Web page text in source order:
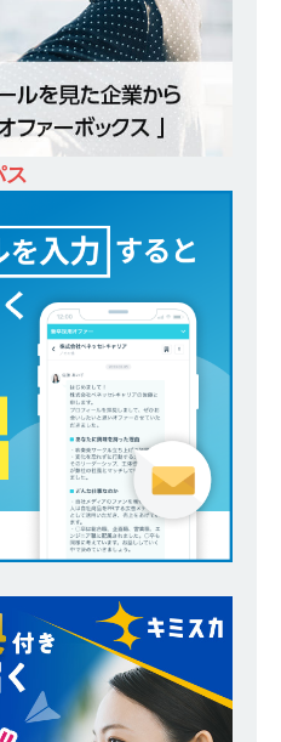
データX
体育会積極採用企業
13日 ] 【 28卒 ｜ 仕事の全容を知れ
ンパニー 】 大林グループ ｜ 全国規
の建設に携わるサブコン ｜ 環境保
会の実現にも貢献 ｜ 初任給28万
年間休日125日 ｜ オーク設備工業
採用企業
13日 ] 【 28卒 ｜ 建築プロセスの一
るイベント開催 】香川・大阪勤務
東エリアで圧倒的な存在感を誇る総
ゼネコン） ｜ 充実の福利厚生・資
取得支援制度あり ｜ 年間休日123
来74年間黒字経営 ｜ 合田工務店
採用企業
12日 ] 【 28卒 ｜ 愛知勤務・転勤な
生産に欠かせない部品を独自のノウ
から生産まで国内で唯一一貫生産する
カー ｜ 幅広くマルチに活躍する人